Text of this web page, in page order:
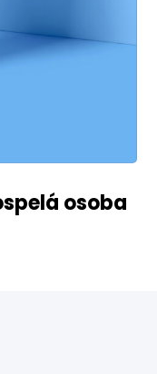
osoba